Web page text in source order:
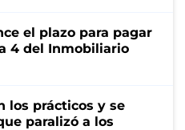
el plazo para pagar
4 del Inmobiliario
los prácticos y se
paralizó a los